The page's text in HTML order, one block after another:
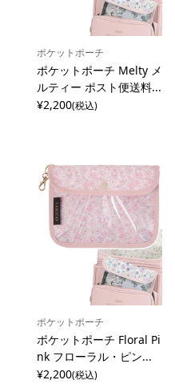
ポケットポーチ
ポケットポーチ Melty メ
ルティー ポスト便送料...
¥2,200(税込)
ポケットポーチ
ポケットポーチ Floral Pi
nk フローラル・ピン...
¥2,200(税込)